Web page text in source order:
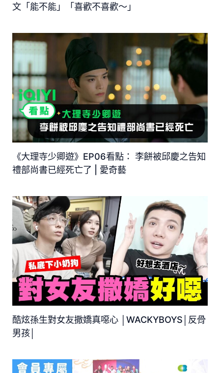
文「能不能」「喜歡不喜歡～」
《大理寺少卿遊》EP06看點： 李餅被邱慶之告知
禮部尚書已經死亡了 | 愛奇藝
酷炫孫生對女友撒嬌真噁心 │WACKYBOYS│反骨
男孩│